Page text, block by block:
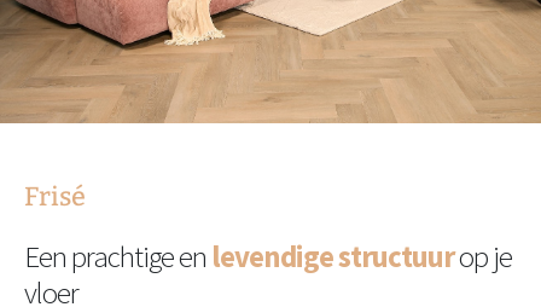
Frisé
Een prachtige en levendige structuurop je
vloer